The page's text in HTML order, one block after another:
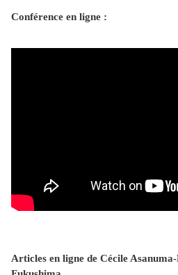
Conférence en ligne :
Articles en ligne de Cécile